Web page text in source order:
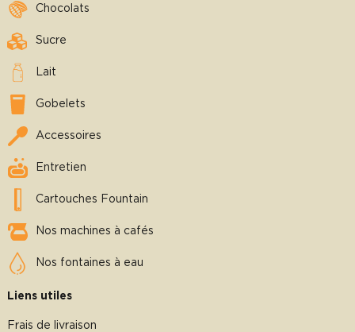
Chocolats
Sucre
Lait
Gobelets
Accessoires
Entretien
Cartouches Fountain
Nos machines à cafés
Nos fontaines à eau
Liens utiles
Frais de livraison